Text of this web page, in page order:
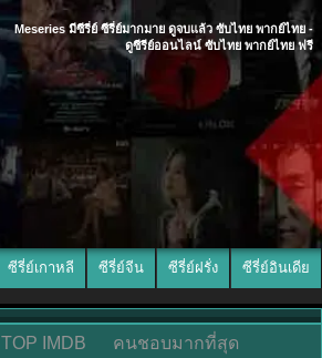
Meseries มีซีรี่ย์ ซีรี่ย์มากมาย ดูจบแล้ว ซับไทย พากย์ไทย -
ดูซีรีย์ออนไลน์ ซับไทย พากย์ไทย ฟรี
ซีรี่ย์เกาหลี ซีรี่ย์จีน ซีรี่ย์ฝรั่ง ซีรี่ย์อินเดีย
TOP IMDB คนชอบมากที่สุด